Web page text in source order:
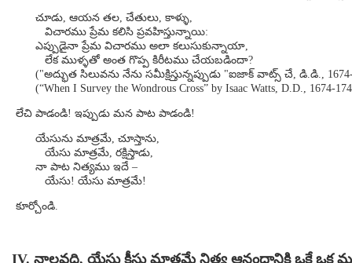
చూడు, ఆయన తల, చేతులు, కాళ్ళు,
విచారము ప్రేమ కలిసి ప్రవహిస్తున్నాయి:
ఎప్పుడైనా ప్రేమ విచారము అలా కలుసుకున్నాయా,
లేక ముళ్ళతో అంత గొప్ప కిరీటము చేయబడిందా?
("అద్భుత సిలువను నేను సమీక్షిస్తున్నప్పుడు "ఐజాక్ వాట్స్ చే, డి.డి.,
(“When I Survey the Wondrous Cross” by Isaac Watts, D.D., 1674-
లేచి పాడండి! ఇప్పుడు మన పాట పాడండి!
యేసును మాత్రమే, చూస్తాను,
యేసు మాత్రమే, రక్షిస్తాడు,
నా పాట నిత్యము ఇదే –
యేసు! యేసు మాత్రమే!
కూర్చోండి.
IV. నాల్గవది, యేసు క్రీస్తు మాత్రమే నిత్య ఆనందానికి ఒకే ఒక